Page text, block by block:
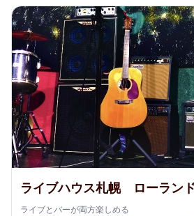
ライブハウス札幌 ローラン
ライブとバーが両方楽しめる